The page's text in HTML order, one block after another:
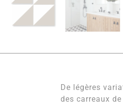
De légères
des carreaux